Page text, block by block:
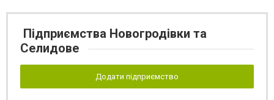
Підприємства Новогродівки та
Селидове
Додати підприємство